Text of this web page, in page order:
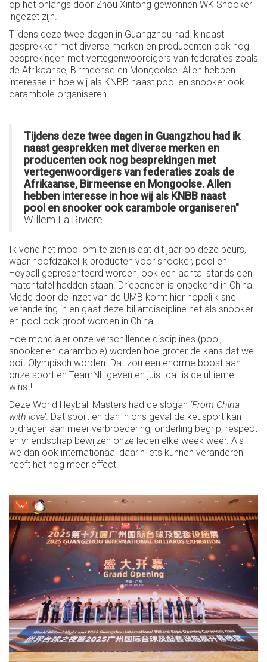
op het onlangs door Zhou Xintong gewonnen WK Snooker
ingezet zijn.
Tijdens deze twee dagen in Guangzhou had ik naast
gesprekken met diverse merken en producenten ook nog
besprekingen met vertegenwoordigers van federaties zoals
de Afrikaanse, Birmeense en Mongoolse. Allen hebben
interesse in hoe wij als KNBB naast pool en snooker ook
carambole organiseren.
Tijdens deze twee dagen in Guangzhou had ik
naast gesprekken met diverse merken en
producenten ook nog besprekingen met
vertegenwoordigers van federaties zoals de
Afrikaanse, Birmeense en Mongoolse. Allen
hebben interesse in hoe wij als KNBB naast
pool en snooker ook carambole organiseren"
Willem La Riviere
Ik vond het mooi om te zien is dat dit jaar op deze beurs,
waar hoofdzakelijk producten voor snooker, pool en
Heyball gepresenteerd worden, ook een aantal stands een
matchtafel hadden staan. Driebanden is onbekend in China.
Mede door de inzet van de UMB komt hier hopelijk snel
verandering in en gaat deze biljartdiscipline net als snooker
en pool ook groot worden in China.
Hoe mondialer onze verschillende disciplines (pool,
snooker en carambole) worden hoe groter de kans dat we
ooit Olympisch worden. Dat zou een enorme boost aan
onze sport en TeamNL geven en juist dat is de ultieme
winst!
Deze World Heyball Masters had de slogan ‘From China
with love’. Dat sport en dan in ons geval de keusport kan
bijdragen aan meer verbroedering, onderling begrip, respect
en vriendschap bewijzen onze leden elke week weer. Als
we dan ook internationaal daarin iets kunnen veranderen
heeft het nog meer effect!